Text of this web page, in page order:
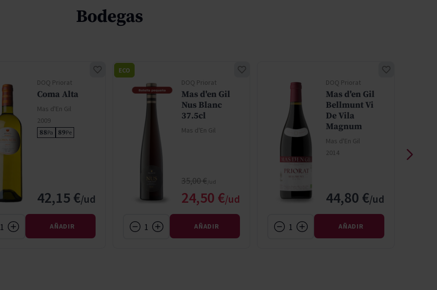
Bodegas
DOQ Priorat
Coma Alta
Mas d'En Gil
2009
88Pa 89Pe
42,15 €
AÑADIR
DOQ Priorat
Mas d'en Gil
Nus Blanc
37.5cl
Mas d'En Gil
Precio especial
24,50 €
Precio normal
35,00 €
ECO
AÑADIR
DOQ Priorat
Mas d'en Gil
Bellmunt Vi
De Vila
Magnum
Mas d'En Gil
2014
44,80 €
AÑADIR